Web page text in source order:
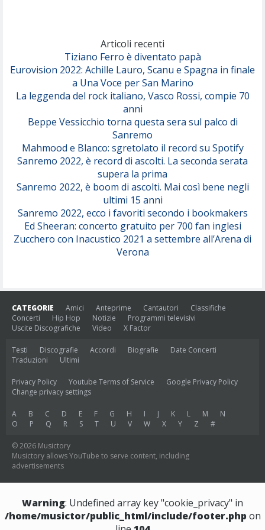
Serenamente
Articoli recenti
Tiziano Ferro è diventato papà
Eurovision 2022: Achille Lauro, Scanu e Spagna in finale
a Una Voce per San Marino
La leggenda del rock italiano, Vasco Rossi, compie 70
anni
Beppe Vessicchio torna questa sera sul palco di
Sanremo
Mahmood e Blanco: sgretolato il record su Spotify
Sanremo 2022, è record di ascolti. La seconda serata
supera la prima
Sanremo 2022, è boom di ascolti. Mai così bene negli
ultimi 15 anni
Sanremo 2022, ecco i favoriti secondo i bookmakers
Ed Sheeran: concerto gratuito per 700 fan inglesi
Zucchero con Inacustico 2021 a settembre all’Arena di
Verona
CATEGORIE Amici Anteprime Cantautori
Classifiche
Concerti
Hip Hop Notizie
Programmi televisivi
Uscite Discografiche
Video X Factor
Testi Discografie Accordi Biografie
Date Concerti
Traduzioni
Ultimi
Privacy Policy Youtube Terms of Service
Google Privacy Policy
Change privacy settings
A B C D E F G H I J K L M
N
O
P Q R S T U V W X Y Z #
© 2026 Musictory
Musictory allows YouTube to serve content, including
advertisements
Warning: Undefined array key "cookie_privacy" in
/home/musictor/public_html/include/footer.php on